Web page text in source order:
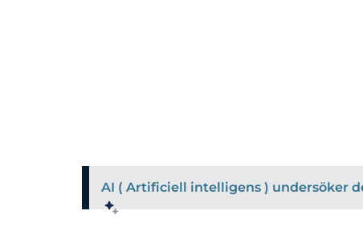
AI ( Artificiell intelligens ) undersöker